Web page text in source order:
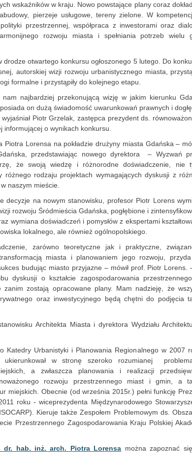
wskaźników w kraju. Nowo powstające plany coraz
pierzeje usługowe, tereny zielone. W
przestrzennej, współpraca z inwestorami oraz
rozwoju miasta i spełniania potrzeb wielu
otwartego konkursu ogłoszonego 5 lutego. Do
autorskiej wizji rozwoju urbanistycznego miasta,
formalne i przystąpiły do kolejnego etapu.
najbardziej przekonującą wizję w jakim kierunku
on dużą świadomość uwarunkowań prawnych i
Piotr Grzelak, zastępca prezydent ds.
o wynikach konkursu.
Lorensa na pokładzie drużyny miasta Gdańska –
przedstawiając nowego dyrektora – Wyzwań
że swoją wiedzę i różnorodne doświadczenie, nie
rodzaju projektach wymagających dyskusji z
naszym mieście.
decyzje na nowym stanowisku, profesor Piotr Lorens
rozwoju Śródmieścia Gdańska, pogłębione i
wymiana doświadczeń i pomysłów z ekspertami
lokalnego, ale również ogólnopolskiego.
zarówno teoretyczne jak i praktyczne,
miasta i planowaniem jego rozwoju,
budując miasto przyjazne – mówił prof. Piotr Lorens.
dyskusji o kształcie zagospodarowania
zanim zostają opracowane plany. Mam nadzieję, że
oraz inwestycyjnego będą chętni do podjęcia
Architekta Miasta i dyrektora Wydziału
Katedry Urbanistyki i Planowania Regionalnego w 2007
ukierunkował w stronę szeroko rozumianej
a zwłaszcza planowania i realizacji
rozwoju przestrzennego miast i gmin, a
miejskich. Obecnie (od września 2015r.) pełni funkcję
roku - wiceprezydenta Międzynarodowego
Kieruje także Zespołem Problemowym ds.
Przestrzennego Zagospodarowania Kraju Polskiej
dr. hab. inż. arch. Piotra Lorensa można zapoznać